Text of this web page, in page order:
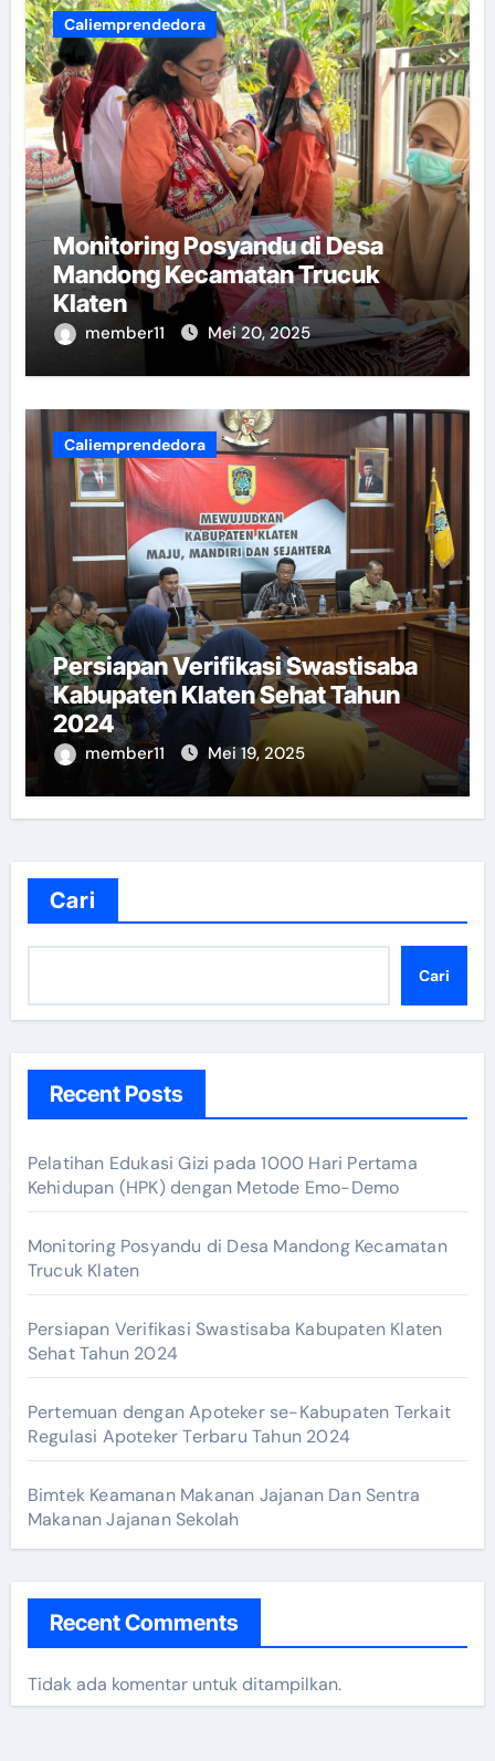
Caliemprendedora
Monitoring Posyandu di Desa
Mandong Kecamatan Trucuk
Klaten
member11 Mei 20, 2025
Caliemprendedora
Persiapan Verifikasi Swastisaba
Kabupaten Klaten Sehat Tahun
2024
member11 Mei 19, 2025
Cari
Cari
Recent Posts
Pelatihan Edukasi Gizi pada 1000 Hari Pertama
Kehidupan (HPK) dengan Metode Emo-Demo
Monitoring Posyandu di Desa Mandong Kecamatan
Trucuk Klaten
Persiapan Verifikasi Swastisaba Kabupaten Klaten
Sehat Tahun 2024
Pertemuan dengan Apoteker se-Kabupaten Terkait
Regulasi Apoteker Terbaru Tahun 2024
Bimtek Keamanan Makanan Jajanan Dan Sentra
Makanan Jajanan Sekolah
Recent Comments
Tidak ada komentar untuk ditampilkan.